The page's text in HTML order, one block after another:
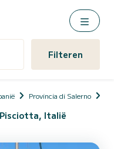
Filteren
Provincia di Salerno
Italië